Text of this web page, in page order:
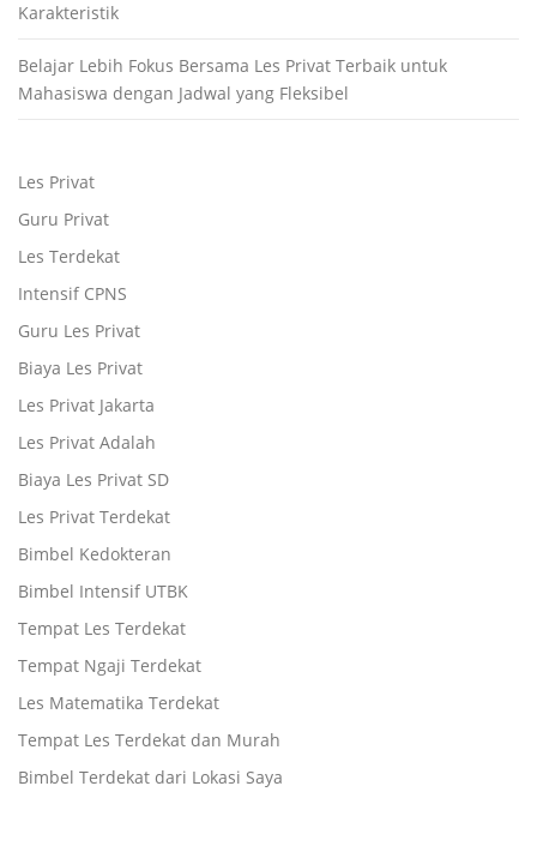
Karakteristik
Belajar Lebih Fokus Bersama Les Privat Terbaik untuk
Mahasiswa dengan Jadwal yang Fleksibel
Les Privat
Guru Privat
Les Terdekat
Intensif CPNS
Guru Les Privat
Biaya Les Privat
Les Privat Jakarta
Les Privat Adalah
Biaya Les Privat SD
Les Privat Terdekat
Bimbel Kedokteran
Bimbel Intensif UTBK
Tempat Les Terdekat
Tempat Ngaji Terdekat
Les Matematika Terdekat
Tempat Les Terdekat dan Murah
Bimbel Terdekat dari Lokasi Saya